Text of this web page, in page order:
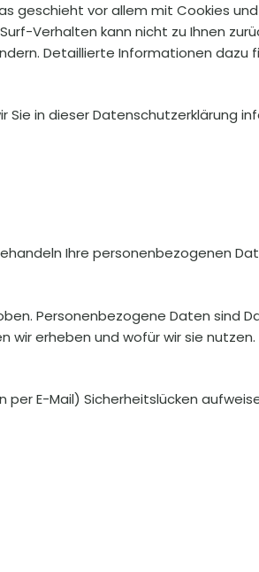
geschieht vor allem mit Cookies
Verhalten kann nicht zu Ihnen
Detaillierte Informationen dazu
Sie in dieser Datenschutzerklärung
Ihre personenbezogenen
Personenbezogene Daten sind
erheben und wofür wir sie
E-Mail) Sicherheitslücken